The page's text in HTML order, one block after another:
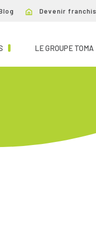
Devenir
(CURRENT)LE GROUPE TOMA